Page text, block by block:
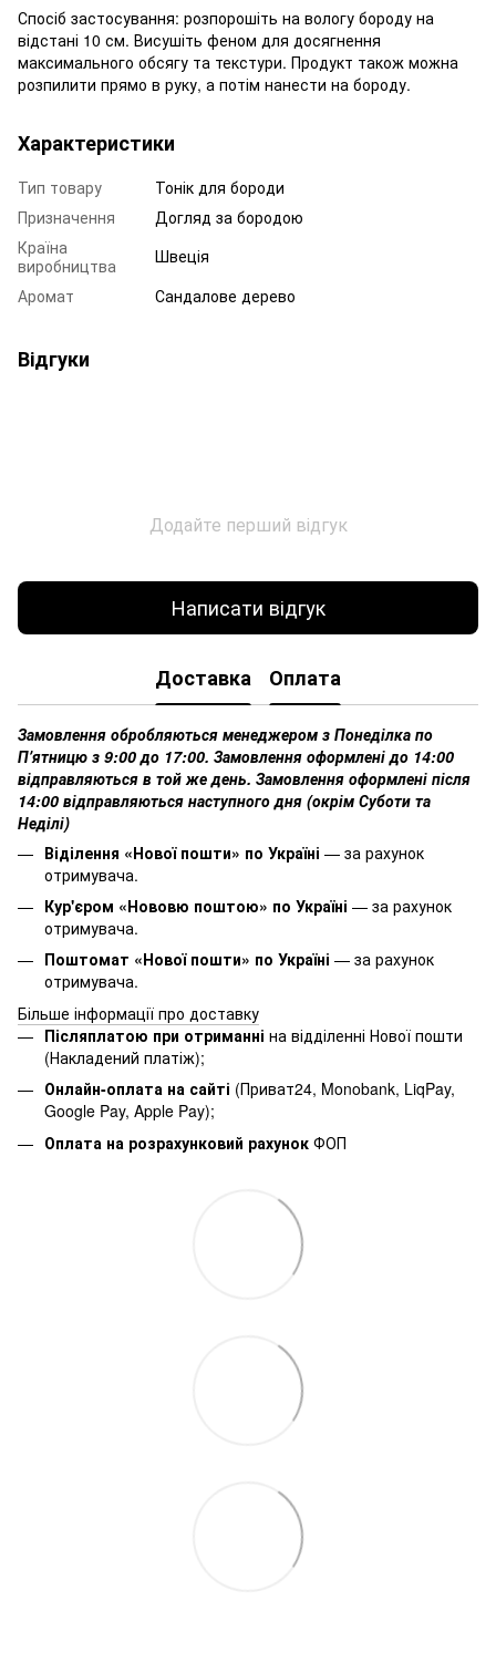
Спосіб застосування: розпорошіть на вологу бороду на
відстані 10 см. Висушіть феном для досягнення
максимального обсягу та текстури. Продукт також можна
розпилити прямо в руку, а потім нанести на бороду.
Характеристики
Тип товару
Тонік для бороди
Призначення
Догляд за бородою
Країна
виробництва
Швеція
Аромат
Сандалове дерево
Відгуки
Додайте перший відгук
Написати відгук
Доставка Оплата
Замовлення обробляються менеджером з Понеділка по
Пʼятницю з 9:00 до 17:00. Замовлення оформлені до 14:00
відправляються в той же день. Замовлення оформлені після
14:00 відправляються наступного дня (окрім Суботи та
Неділі)
Віділення «Нової пошти» по Україні — за рахунок
отримувача.
Кур'єром «Нововю поштою» по Україні — за рахунок
отримувача.
Поштомат «Нової пошти» по Україні — за рахунок
отримувача.
Більше інформації про доставку
Післяплатою при отриманні на відділенні Нової пошти
(Накладений платіж);
Онлайн-оплата на сайті (Приват24, Monobank, LiqPay,
Google Pay, Apple Pay);
Оплата на розрахунковий рахунок ФОП